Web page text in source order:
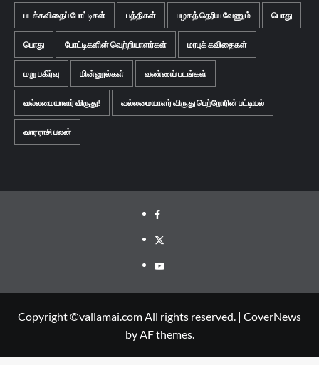
படக்கவிதைப் போட்டிகள் பத்திகள் பழகத் தெரிய வேணும் பொது
பொது போட்டிகளின் வெற்றியாளர்கள் மரபுக் கவிதைகள்
மறு பகிர்வு மின்னூல்கள் வண்ணப் படங்கள்
வல்லமையாளர் விருது! வல்லமையாளர் விருது பெற்றோரின் பட்டியல்
வார ராசி பலன்
Facebook
Twitter
Youtube
Copyright ©vallamai.com All rights reserved. | CoverNews
by AF themes.